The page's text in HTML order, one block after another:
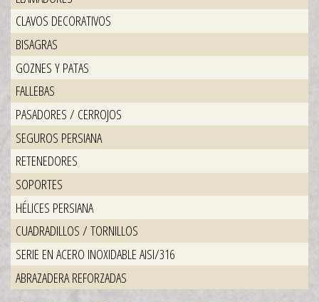
CLAVOS DECORATIVOS
BISAGRAS
GOZNES Y PATAS
FALLEBAS
PASADORES / CERROJOS
SEGUROS PERSIANA
RETENEDORES
SOPORTES
HÉLICES PERSIANA
CUADRADILLOS / TORNILLOS
SERIE EN ACERO INOXIDABLE AISI/316
ABRAZADERA REFORZADAS